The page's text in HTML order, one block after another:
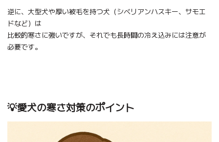
逆に、大型犬や厚い被毛を持つ犬（シベリアンハスキー、サモエ
ドなど）は
比較的寒さに強いですが、それでも長時間の冷え込みには注意が
必要です。
💡愛犬の寒さ対策のポイント